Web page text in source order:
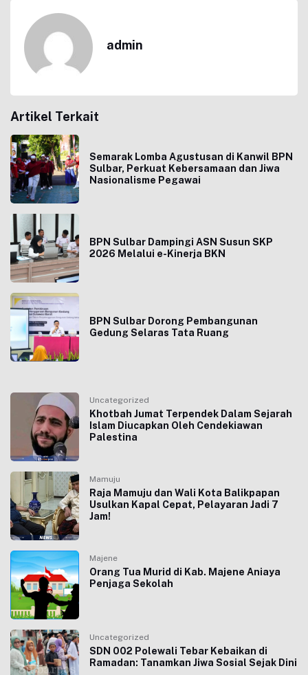
admin
Artikel Terkait
Semarak Lomba Agustusan di Kanwil BPN
Sulbar, Perkuat Kebersamaan dan Jiwa
Nasionalisme Pegawai
BPN Sulbar Dampingi ASN Susun SKP
2026 Melalui e-Kinerja BKN
BPN Sulbar Dorong Pembangunan
Gedung Selaras Tata Ruang
Uncategorized
Khotbah Jumat Terpendek Dalam Sejarah
Islam Diucapkan Oleh Cendekiawan
Palestina
Mamuju
Raja Mamuju dan Wali Kota Balikpapan
Usulkan Kapal Cepat, Pelayaran Jadi 7
Jam!
Majene
Orang Tua Murid di Kab. Majene Aniaya
Penjaga Sekolah
Uncategorized
SDN 002 Polewali Tebar Kebaikan di
Ramadan: Tanamkan Jiwa Sosial Sejak Dini